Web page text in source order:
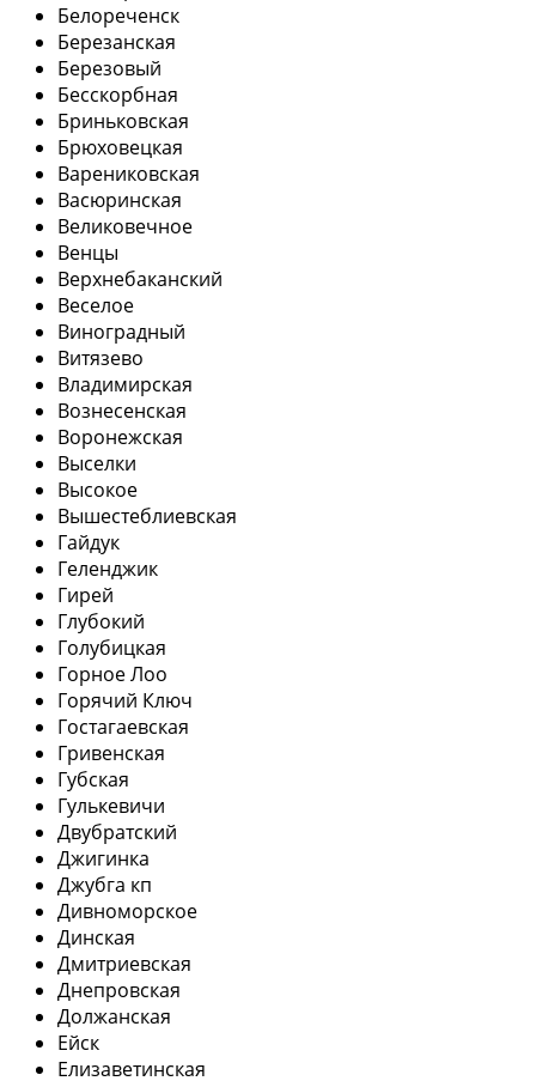
Белореченск
Березанская
Березовый
Бесскорбная
Бриньковская
Брюховецкая
Варениковская
Васюринская
Великовечное
Венцы
Верхнебаканский
Веселое
Виноградный
Витязево
Владимирская
Вознесенская
Воронежская
Выселки
Высокое
Вышестеблиевская
Гайдук
Геленджик
Гирей
Глубокий
Голубицкая
Горное Лоо
Горячий Ключ
Гостагаевская
Гривенская
Губская
Гулькевичи
Двубратский
Джигинка
Джубга кп
Дивноморское
Динская
Дмитриевская
Днепровская
Должанская
Ейск
Елизаветинская